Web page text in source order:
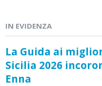
IN EVIDENZA
La Guida ai
Sicilia 2026
Enna